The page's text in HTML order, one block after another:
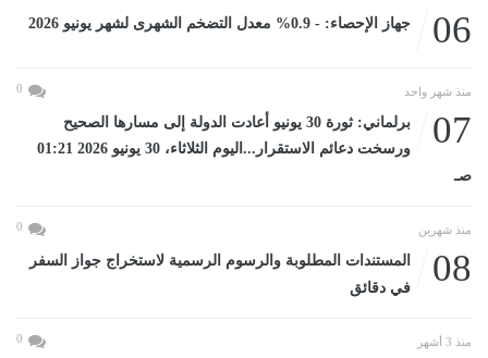
06 جهاز الإحصاء: - 0.9% معدل التضخم الشهرى لشهر يونيو 2026
منذ شهر واحد 0
07
برلماني: ثورة 30 يونيو أعادت الدولة إلى مسارها الصحيح
ورسخت دعائم الاستقرار...اليوم الثلاثاء، 30 يونيو 2026 01:21
صـ
منذ شهرين 0
08
المستندات المطلوبة والرسوم الرسمية لاستخراج جواز السفر
في دقائق
منذ 3 أشهر 0